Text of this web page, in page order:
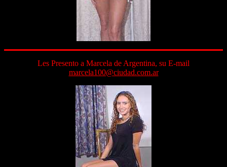
Les Presento a Marcela de Argentina, su E-mail
marcela100@ciudad.com.ar